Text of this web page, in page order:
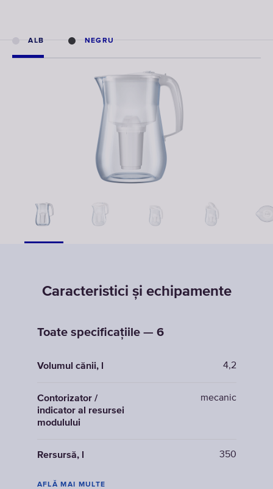
ALB NEGRU
Caracteristici și echipamente
Toate specificațiile — 6
Volumul cănii, l 4,2
Contorizator /
indicator al resursei
modulului
mecanic
Rersursă, l 350
AFLĂ MAI MULTE